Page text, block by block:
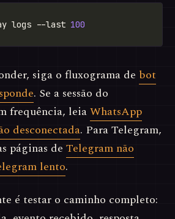
logs --last 100
siga o fluxograma de bot
. Se a sessão do
frequência, leiaWhatsApp
desconectada. Para Telegram,
páginas de Telegram não
lento.
é testar o caminho completo: